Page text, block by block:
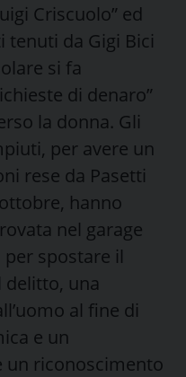
Criscuolo” ed
da Gigi Bici
si fa
di denaro”
la donna. Gli
per avere un
rese da Pasetti
hanno
nel garage
per spostare il
delitto, una
al fine di
e un
un riconoscimento